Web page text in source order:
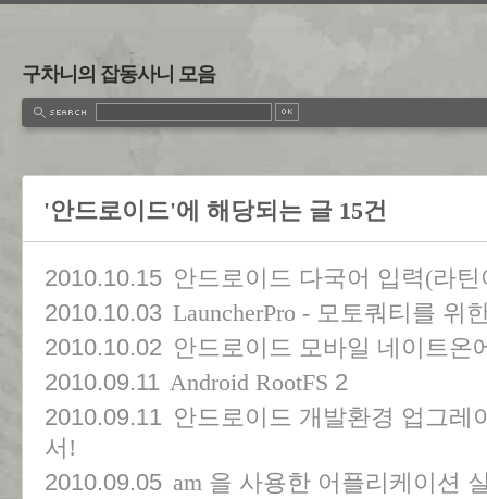
구차니의 잡동사니 모음
'안드로이드'에 해당되는 글 15건
2010.10.15 안드로이드 다국어 입력(라
2010.10.03 LauncherPro - 모토쿼티를 위
2010.10.02 안드로이드 모바일 네이트온
2010.09.11 Android RootFS 2
2010.09.11 안드로이드 개발환경 업그레
서!
2010.09.05 am 을 사용한 어플리케이션